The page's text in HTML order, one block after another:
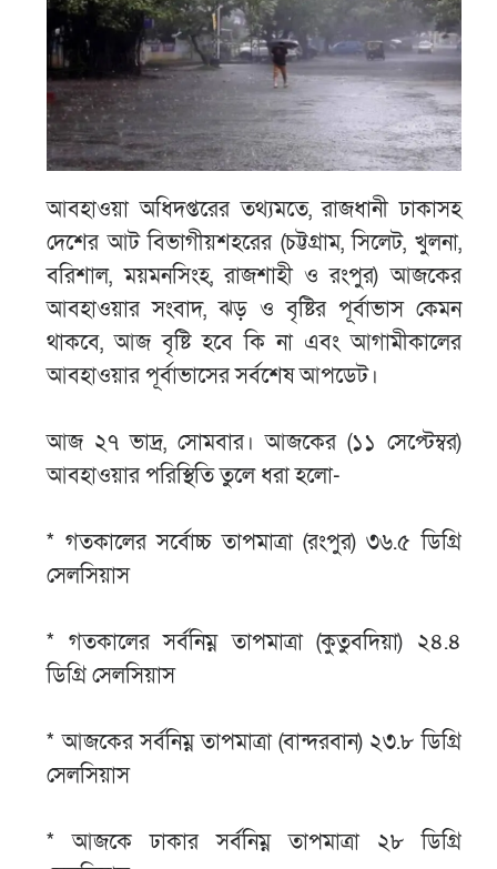
আবহাওয়া অধিদপ্তরের তথ্যমতে, রাজধানী ঢাকাসহ
দেশের আট বিভাগীয়শহরের (চট্টগ্রাম, সিলেট, খুলনা,
বরিশাল, ময়মনসিংহ, রাজশাহী ও রংপুর) আজকের
আবহাওয়ার সংবাদ, ঝড় ও বৃষ্টির পূর্বাভাস কেমন
থাকবে, আজ বৃষ্টি হবে কি না এবং আগামীকালের
আবহাওয়ার পূর্বাভাসের সর্বশেষ আপডেট।
আজ ২৭ ভাদ্র, সোমবার। আজকের (১১ সেপ্টেম্বর)
আবহাওয়ার পরিস্থিতি তুলে ধরা হলো-
* গতকালের সর্বোচ্চ তাপমাত্রা (রংপুর) ৩৬.৫ ডিগ্রি
সেলসিয়াস
* গতকালের সর্বনিম্ন তাপমাত্রা (কুতুবদিয়া) ২৪.৪
ডিগ্রি সেলসিয়াস
* আজকের সর্বনিম্ন তাপমাত্রা (বান্দরবান) ২৩.৮ ডিগ্রি
সেলসিয়াস
* আজকে ঢাকার সর্বনিম্ন তাপমাত্রা ২৮ ডিগ্রি